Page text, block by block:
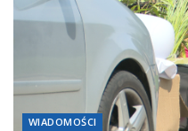
WIADOMOŚCI